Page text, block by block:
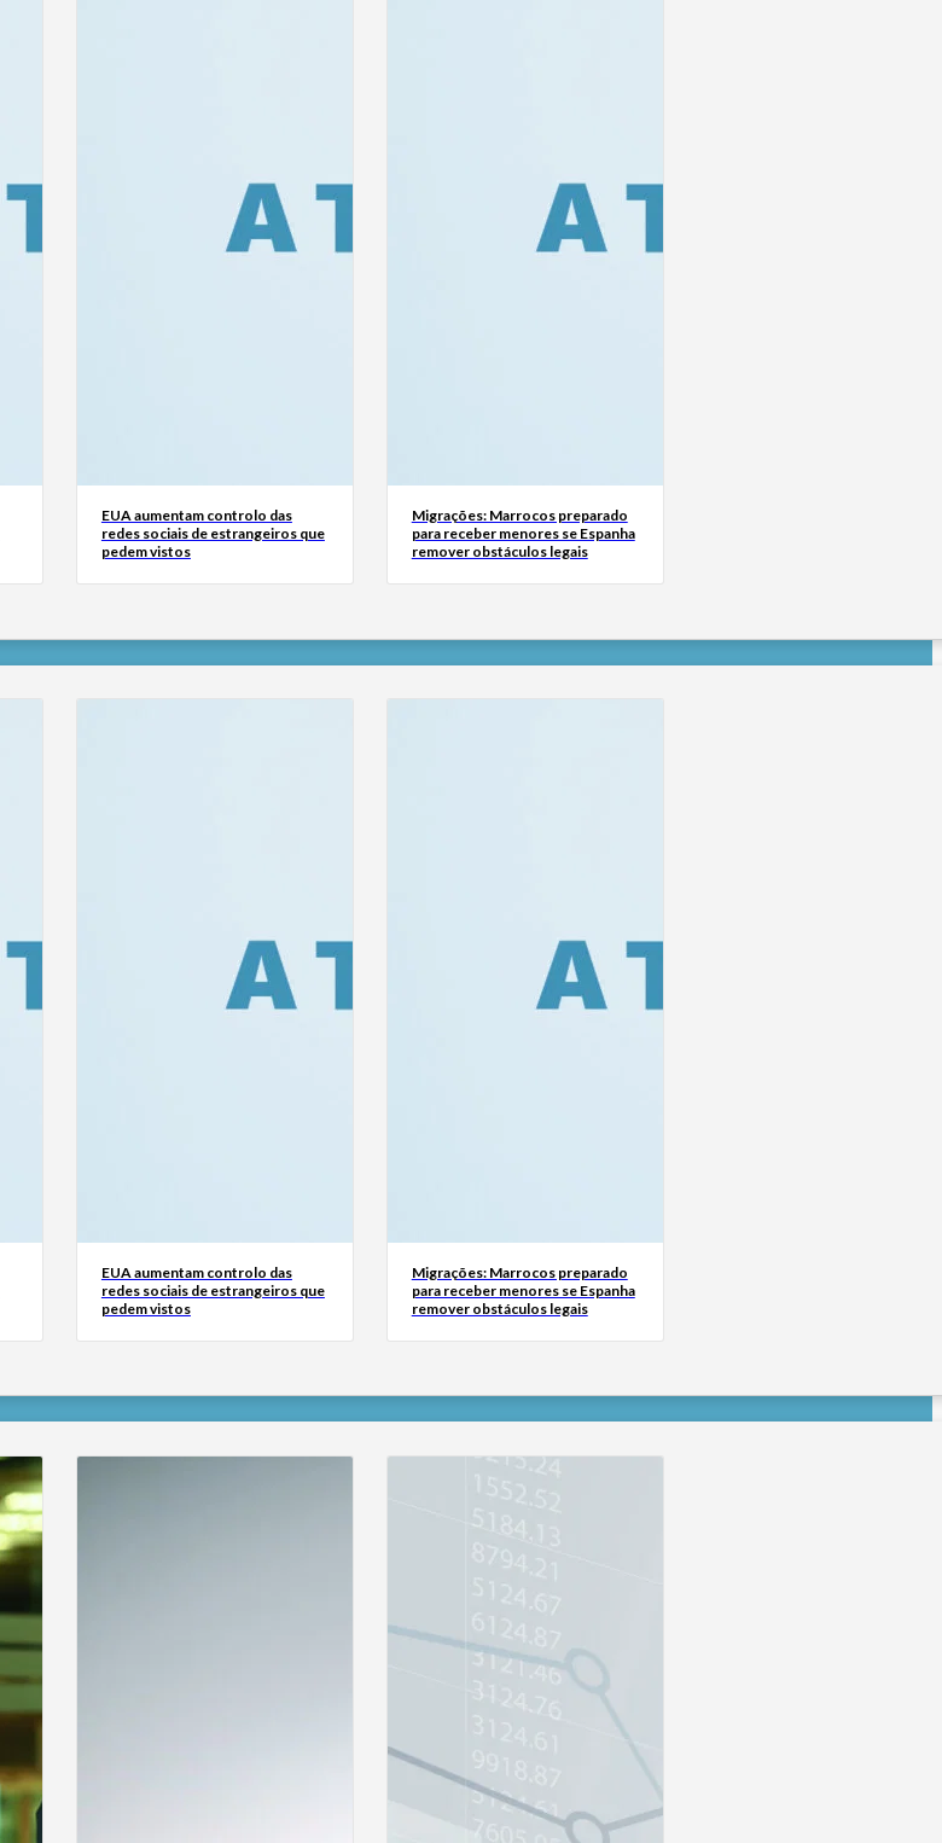
EUA aumentam controlo das
redes sociais de estrangeiros que
pedem vistos
Migrações: Marrocos preparado
para receber menores se Espanha
remover obstáculos legais
EUA aumentam controlo das
redes sociais de estrangeiros que
pedem vistos
Migrações: Marrocos preparado
para receber menores se Espanha
remover obstáculos legais